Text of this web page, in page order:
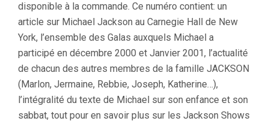
disponible à la commande. Ce numéro contient: un
article sur Michael Jackson au Carnegie Hall de New
York, l’ensemble des Galas auxquels Michael a
participé en décembre 2000 et Janvier 2001, l’actualité
de chacun des autres membres de la famille JACKSON
(Marlon, Jermaine, Rebbie, Joseph, Katherine…),
l’intégralité du texte de Michael sur son enfance et son
sabbat, tout pour en savoir plus sur les Jackson Shows